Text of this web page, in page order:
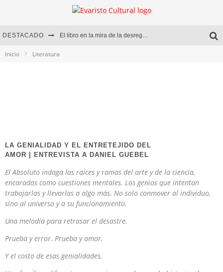
DESTACADO El libro en la mira de la desregulación
Inicio Literatura
LA GENIALIDAD Y EL ENTRETEJIDO DEL
AMOR | ENTREVISTA A DANIEL GUEBEL
El Absoluto indaga las raíces y ramas del arte y de la ciencia,
encaradas como cuestiones mentales. Los genios que intentan
trabajarlas y llevarlas a algo más. No solo conmover al individuo,
sino al universo y a su funcionamiento.
Una melodía para retrasar el desastre.
Prueba y error. Prueba y amor.
Y el costo de esas genialidades.